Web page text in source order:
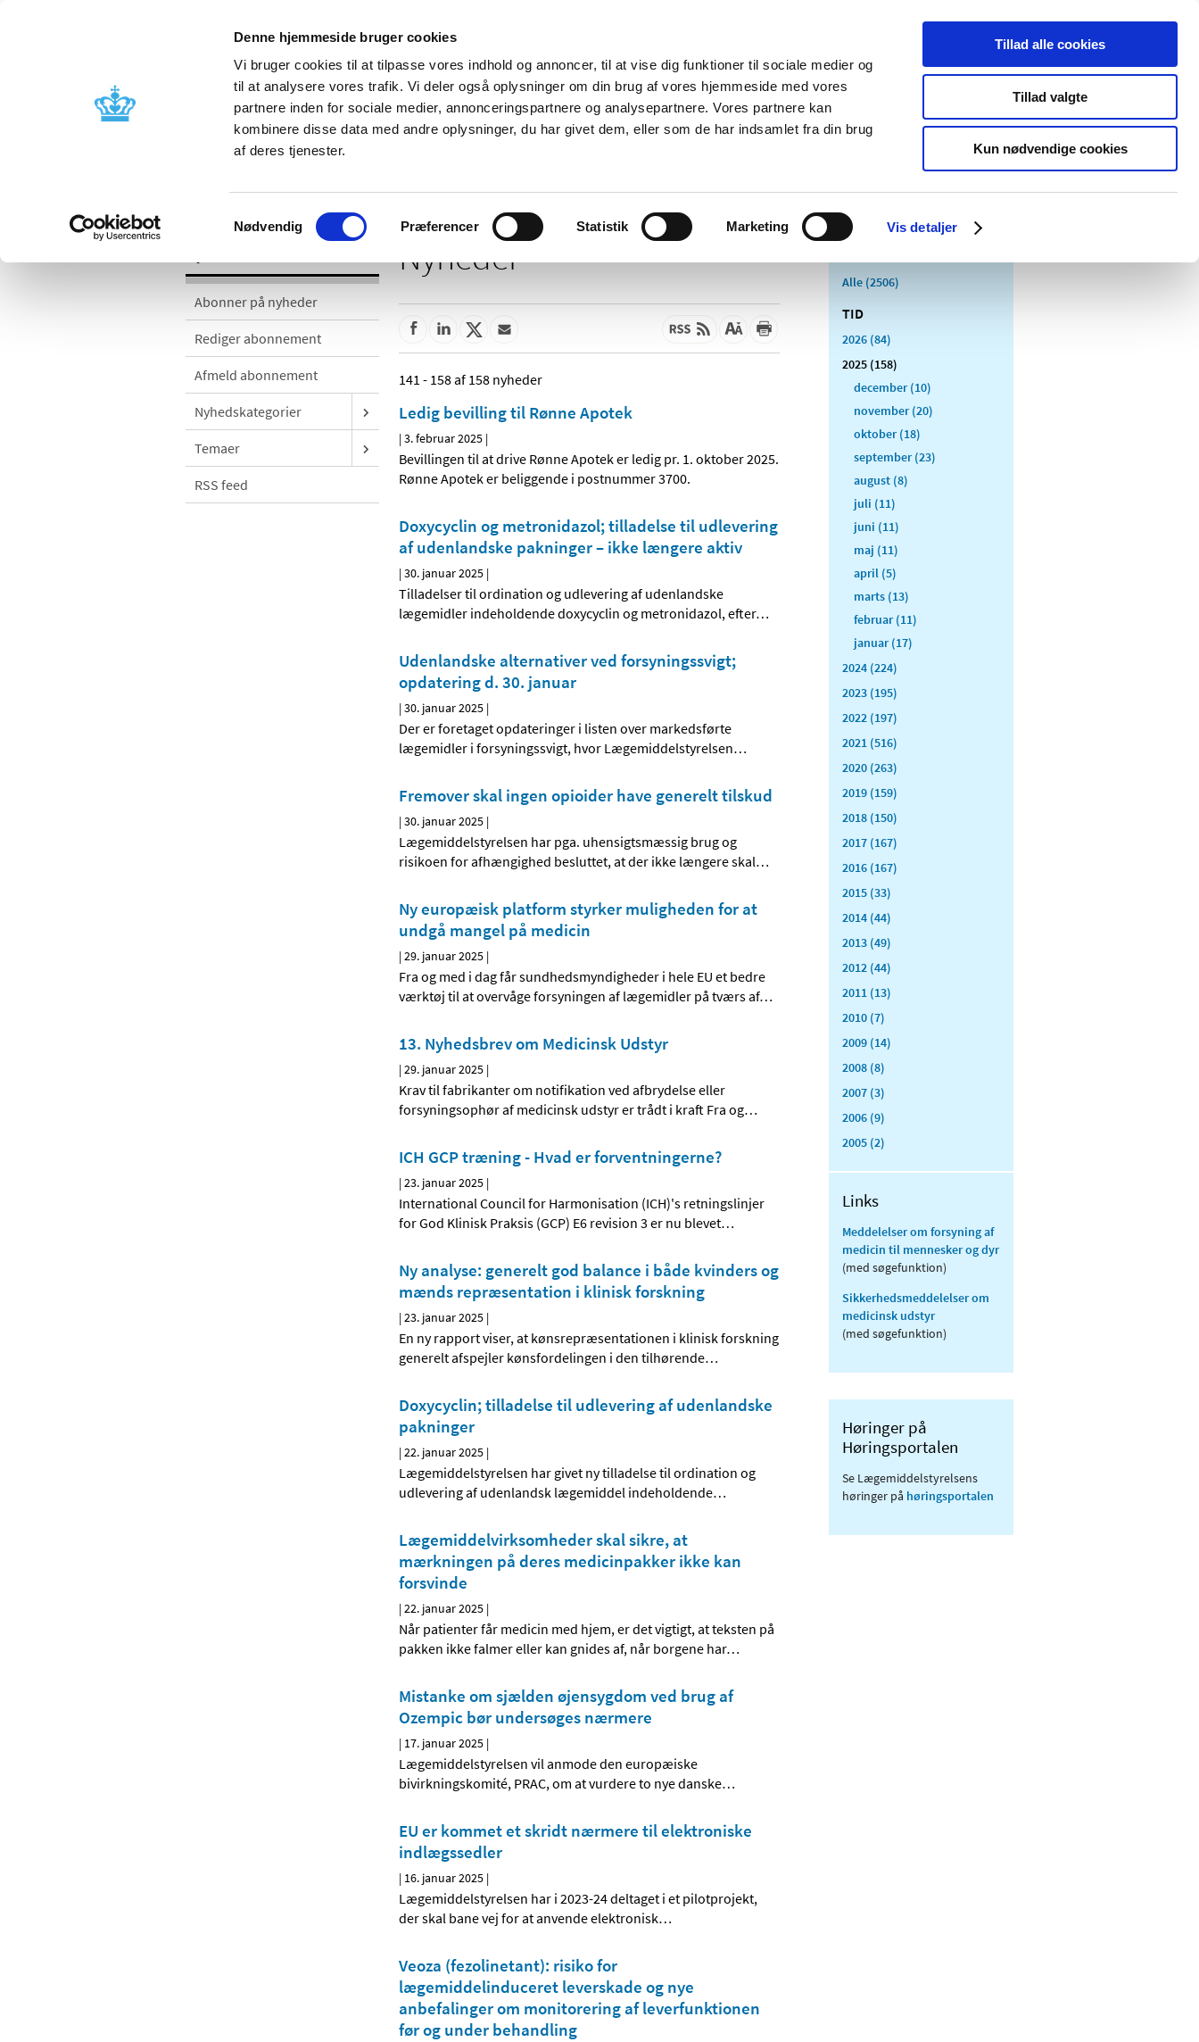
Denne hjemmeside bruger cookies
Vi bruger cookies til at tilpasse vores indhold og annoncer, til at vise dig funktioner til sociale medier og
til at analysere vores trafik. Vi deler også oplysninger om din brug af vores hjemmeside med vores
partnere inden for sociale medier, annonceringspartnere og analysepartnere. Vores partnere kan
kombinere disse data med andre oplysninger, du har givet dem, eller som de har indsamlet fra din brug
af deres tjenester.
Samtykkevalg
Nødvendig Præferencer Statistik Marketing Vis detaljer
Tillad alle cookies
Tillad valgte
Kun nødvendige cookies
Nyheder Om os Kontakt Udgivelser
Godkendelse og
Bivirkninger og
produktinformation
Tilskud og
Apoteker og salg af
Medicinsk
Særlige
produktområder
Abonner på nyheder
Rediger abonnement
Afmeld abonnement
Nyhedskategorier
Temaer
RSS feed
Nyheder
141 - 158 af 158 nyheder
Ledig bevilling til Rønne Apotek
|3. februar 2025 |
Bevillingen til at drive Rønne Apotek er ledig pr. 1. oktober 2025.
Rønne Apotek er beliggende i postnummer 3700.
Doxycyclin og metronidazol; tilladelse til udlevering
af udenlandske pakninger – ikke længere aktiv
|30. januar 2025 |
Tilladelser til ordination og udlevering af udenlandske
lægemidler indeholdende doxycyclin og metronidazol, efter…
Udenlandske alternativer ved forsyningssvigt;
opdatering d. 30. januar
|30. januar 2025 |
Der er foretaget opdateringer i listen over markedsførte
lægemidler i forsyningssvigt, hvor Lægemiddelstyrelsen…
Fremover skal ingen opioider have generelt tilskud
|30. januar 2025 |
Lægemiddelstyrelsen har pga. uhensigtsmæssig brug og
risikoen for afhængighed besluttet, at der ikke længere skal…
Ny europæisk platform styrker muligheden for at
undgå mangel på medicin
|29. januar 2025 |
Fra og med i dag får sundhedsmyndigheder i hele EU et bedre
værktøj til at overvåge forsyningen af lægemidler på tværs af…
13. Nyhedsbrev om Medicinsk Udstyr
|29. januar 2025 |
Krav til fabrikanter om notifikation ved afbrydelse eller
forsyningsophør af medicinsk udstyr er trådt i kraft Fra og…
ICH GCP træning - Hvad er forventningerne?
|23. januar 2025 |
International Council for Harmonisation (ICH)'s retningslinjer
for God Klinisk Praksis (GCP) E6 revision 3 er nu blevet…
Ny analyse: generelt god balance i både kvinders og
mænds repræsentation i klinisk forskning
|23. januar 2025 |
En ny rapport viser, at kønsrepræsentationen i klinisk forskning
generelt afspejler kønsfordelingen i den tilhørende…
Doxycyclin; tilladelse til udlevering af udenlandske
pakninger
|22. januar 2025 |
Lægemiddelstyrelsen har givet ny tilladelse til ordination og
udlevering af udenlandsk lægemiddel indeholdende…
Lægemiddelvirksomheder skal sikre, at
mærkningen på deres medicinpakker ikke kan
forsvinde
|22. januar 2025 |
Når patienter får medicin med hjem, er det vigtigt, at teksten på
pakken ikke falmer eller kan gnides af, når borgene har…
Mistanke om sjælden øjensygdom ved brug af
Ozempic bør undersøges nærmere
| 17. januar 2025 |
Lægemiddelstyrelsen vil anmode den europæiske
bivirkningskomité, PRAC, om at vurdere to nye danske…
EU er kommet et skridt nærmere til elektroniske
indlægssedler
| 16. januar 2025 |
Lægemiddelstyrelsen har i 2023-24 deltaget i et pilotprojekt,
der skal bane vej for at anvende elektronisk…
Veoza (fezolinetant): risiko for
lægemiddelinduceret leverskade og nye
anbefalinger om monitorering af leverfunktionen
før og under behandling
Alle (2506)
TID
2026 (84)
2025 (158)
december (10)
november (20)
oktober (18)
september (23)
august (8)
juli (11)
juni (11)
maj (11)
april (5)
marts (13)
februar (11)
januar (17)
2024 (224)
2023 (195)
2022 (197)
2021 (516)
2020 (263)
2019 (159)
2018 (150)
2017 (167)
2016 (167)
2015 (33)
2014 (44)
2013 (49)
2012 (44)
2011 (13)
2010 (7)
2009 (14)
2008 (8)
2007 (3)
2006 (9)
2005 (2)
Links
Meddelelser om forsyning af
medicin til mennesker og dyr
(med søgefunktion)
Sikkerhedsmeddelelser om
medicinsk udstyr
(med søgefunktion)
Høringer på
Høringsportalen
Se Lægemiddelstyrelsens
høringer på høringsportalen